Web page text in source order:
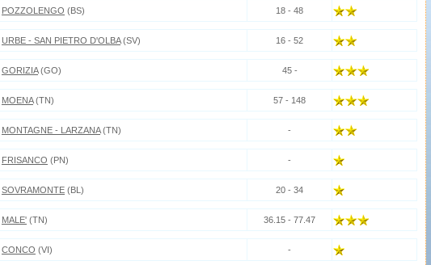
POZZOLENGO (BS) 18 - 48
URBE - SAN PIETRO D'OLBA(SV) 16 - 52
GORIZIA(GO) 45 -
MOENA(TN) 57 - 148
MONTAGNE - LARZANA(TN) -
FRISANCO (PN) -
SOVRAMONTE (BL) 20 - 34
MALE' (TN) 36.15 - 77.47
CONCO (VI) -